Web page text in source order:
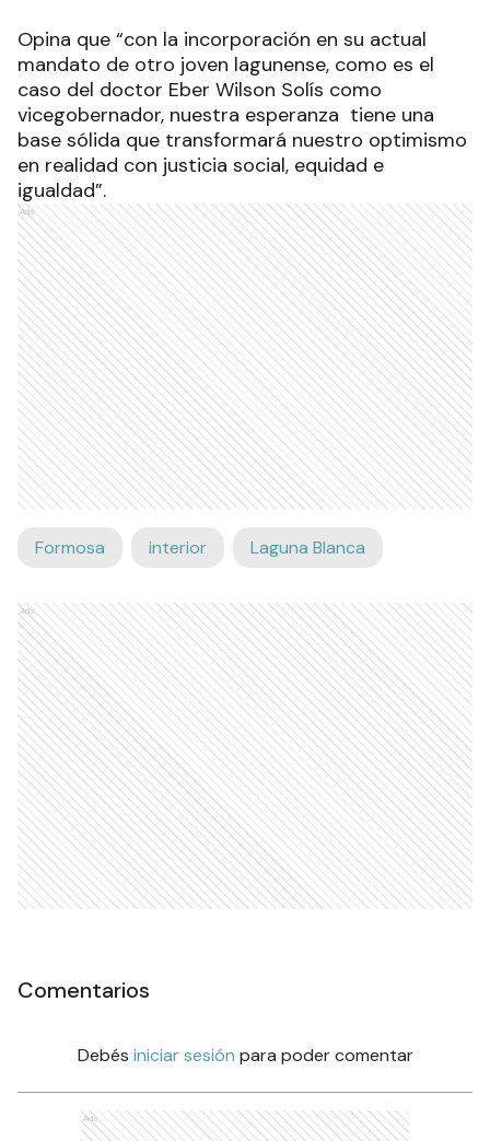
Opina que “con la incorporación en su actual
mandato de otro joven lagunense, como es el
caso del doctor Eber Wilson Solís como
vicegobernador, nuestra esperanza tiene una
base sólida que transformará nuestro optimismo
en realidad con justicia social, equidad e
igualdad”.
Ads
Formosa interior Laguna Blanca
Ads
Comentarios
Debés iniciar sesión para poder comentar
Ads